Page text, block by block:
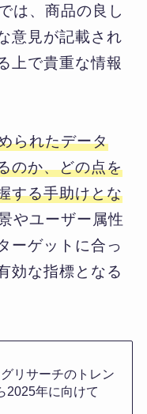
は、商品の良し
意見が記載され
上で貴重な情報
られたデータ
のか、どの点を
する手助けとな
やユーザー属性
ーゲットに合っ
効な指標となる
リサーチのトレン
2025年に向けて